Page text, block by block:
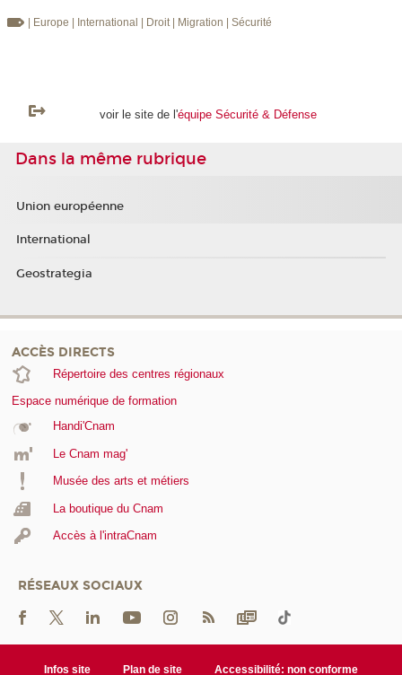
| Europe | International | Droit | Migration | Sécurité
voir le site de l'équipe Sécurité & Défense
Dans la même rubrique
Union européenne
International
Geostrategia
ACCÈS DIRECTS
Répertoire des centres régionaux
Espace numérique de formation
Handi'Cnam
Le Cnam mag'
Musée des arts et métiers
La boutique du Cnam
Accès à l'intraCnam
RÉSEAUX SOCIAUX
Infos site Plan de site Accessibilité: non conforme